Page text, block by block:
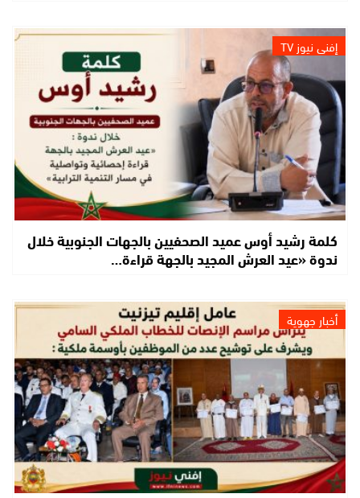
إفني نيوز TV
كلمة رشيد أوس عميد الصحفيين بالجهات الجنوبية خلال
ندوة «عيد العرش المجيد بالجهة قراءة…
أخبار جهوية